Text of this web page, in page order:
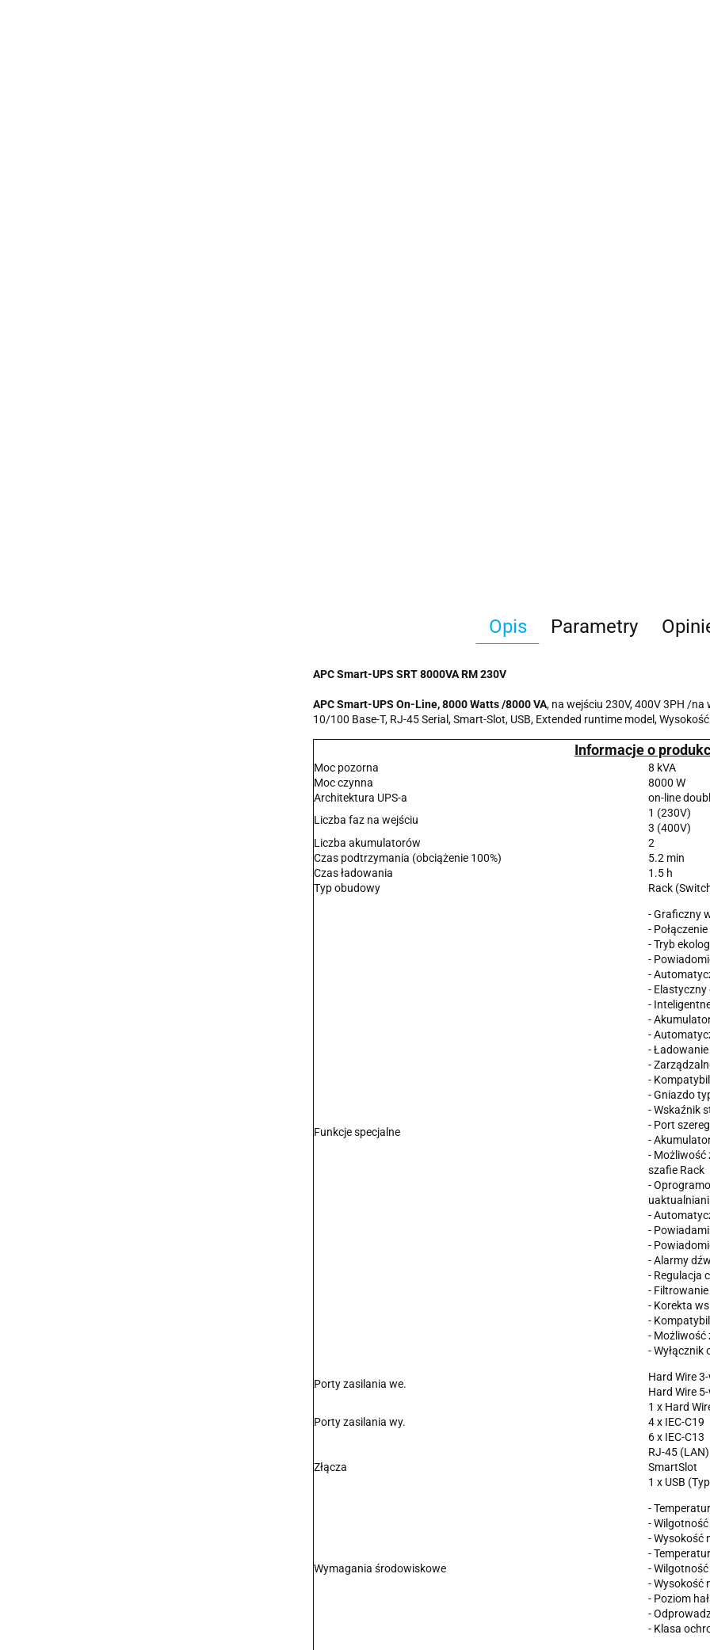
Opis Parametry
APC Smart-UPS SRT 8000VA RM 230V
APC Smart-UPS On-Line, 8000 Watts /8000 VA, na wejściu 230V, 400V 3PH /
10/100 Base-T, RJ-45 Serial, Smart-Slot, USB, Extended runtime model,
Informacje o
Moc pozorna
8 kVA
Moc czynna
8000 W
Architektura UPS-a
on-line
Liczba faz na wejściu
1 (230V)
3 (400V)
Liczba akumulatorów
2
Czas podtrzymania (obciążenie 100%)
5.2 min
Czas ładowania
1.5 h
Typ obudowy
Rack
Funkcje specjalne
- Graficzny
-
- Tryb
-
-
-
-
-
-
-
-
-
- Gniazdo
- Wskaźnik
- Port
-
- Możliwość
szafie Rack
-
-
-
-
- Alarmy
- Regulacja
-
- Korekta
-
- Możliwość
-
Porty zasilania we.
Hard Wire
Hard Wire
Porty zasilania wy.
1 x Hard
4 x IEC-C19
6 x IEC-C13
Złącza
RJ-45 (LAN)
SmartSlot
1 x USB
Wymagania środowiskowe
-
-
- Wysokość
-
-
- Wysokość
- Poziom
-
- Klasa